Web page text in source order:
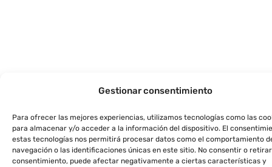
Gestionar consentimiento
Para ofrecer las mejores experiencias, utilizamos tecnologías como las
para almacenar y/o acceder a la información del dispositivo. El
estas tecnologías nos permitirá procesar datos como el comportamiento
navegación o las identificaciones únicas en este sitio. No consentir o
consentimiento, puede afectar negativamente a ciertas características y